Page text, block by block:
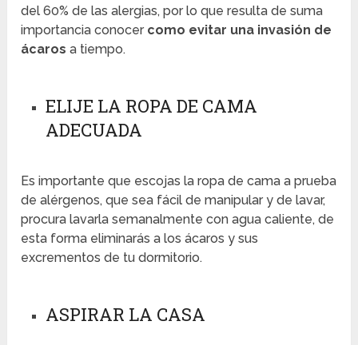
del 60% de las alergias, por lo que resulta de suma
importancia conocer como evitar una invasión de
ácaros a tiempo.
ELIJE LA ROPA DE CAMA
ADECUADA
Es importante que escojas la ropa de cama a prueba
de alérgenos, que sea fácil de manipular y de lavar,
procura lavarla semanalmente con agua caliente, de
esta forma eliminarás a los ácaros y sus
excrementos de tu dormitorio.
ASPIRAR LA CASA